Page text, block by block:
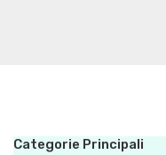
Categorie Principali